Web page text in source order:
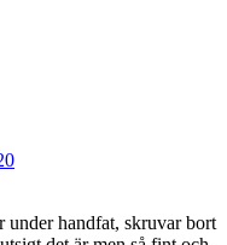
under handfat, skruvar bort